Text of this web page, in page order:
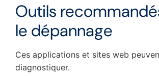
Outils
le dépannage
Ces applications et sites web
diagnostiquer.